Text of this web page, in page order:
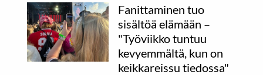
Fanittaminen tuo
sisältöä elämään –
"Työviikko tuntuu
kevyemmältä, kun on
keikkareissu tiedossa"